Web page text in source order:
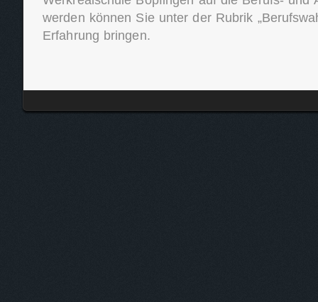
werden können Sie unter der Rubrik
Erfahrung bringen.